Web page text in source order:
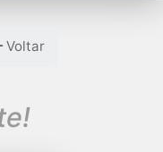
Voltar